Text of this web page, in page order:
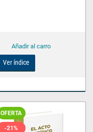
Ver índice
OFERTA
-21%